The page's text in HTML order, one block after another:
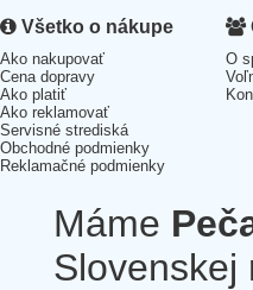
Všetko o nákupe
Ako nakupovať
Cena dopravy
Ako platiť
Ako reklamovať
Servisné strediská
Obchodné podmienky
Reklamačné podmienky
O
Máme
Slovenskej